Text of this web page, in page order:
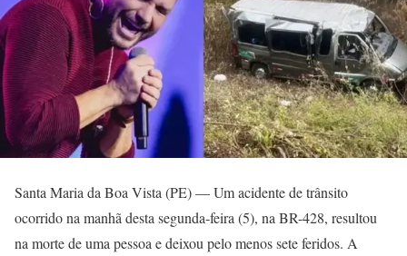
Santa Maria da Boa Vista (PE) — Um acidente de trânsito
ocorrido na manhã desta segunda-feira (5), na BR-428, resultou
na morte de uma pessoa e deixou pelo menos sete feridos. A